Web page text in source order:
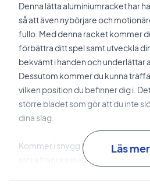
Denna lätta aluminiumracket har
så att även nybörjare och
fullo. Med denna racket kommer
förbättra ditt spel samt utveckla
bekvämt i handen och underlättar
Dessutom kommer du kunna
vilken position du befinner dig i.
större bladet som gör att du inte
dina slag.
Kommer i snygg svart och gul
stora franska märket Babolat.
Läs mer